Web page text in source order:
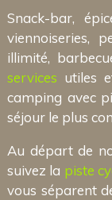
Snack-bar,
viennoiseries,
illimité,
services utiles
camping avec
séjour le plus
Au départ de
suivez la piste
vous séparent